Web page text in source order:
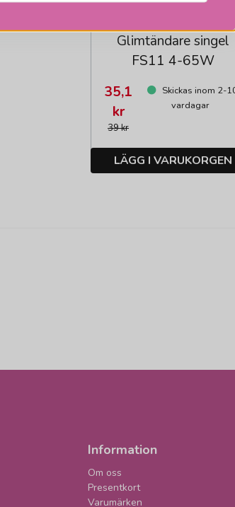
Glimtändare singel
FS11 4-65W
39 kr
35,1
kr
Skickas inom 2-
vardagar
LÄGG I VARUKORGEN
Information
Om oss
Presentkort
Varumärken